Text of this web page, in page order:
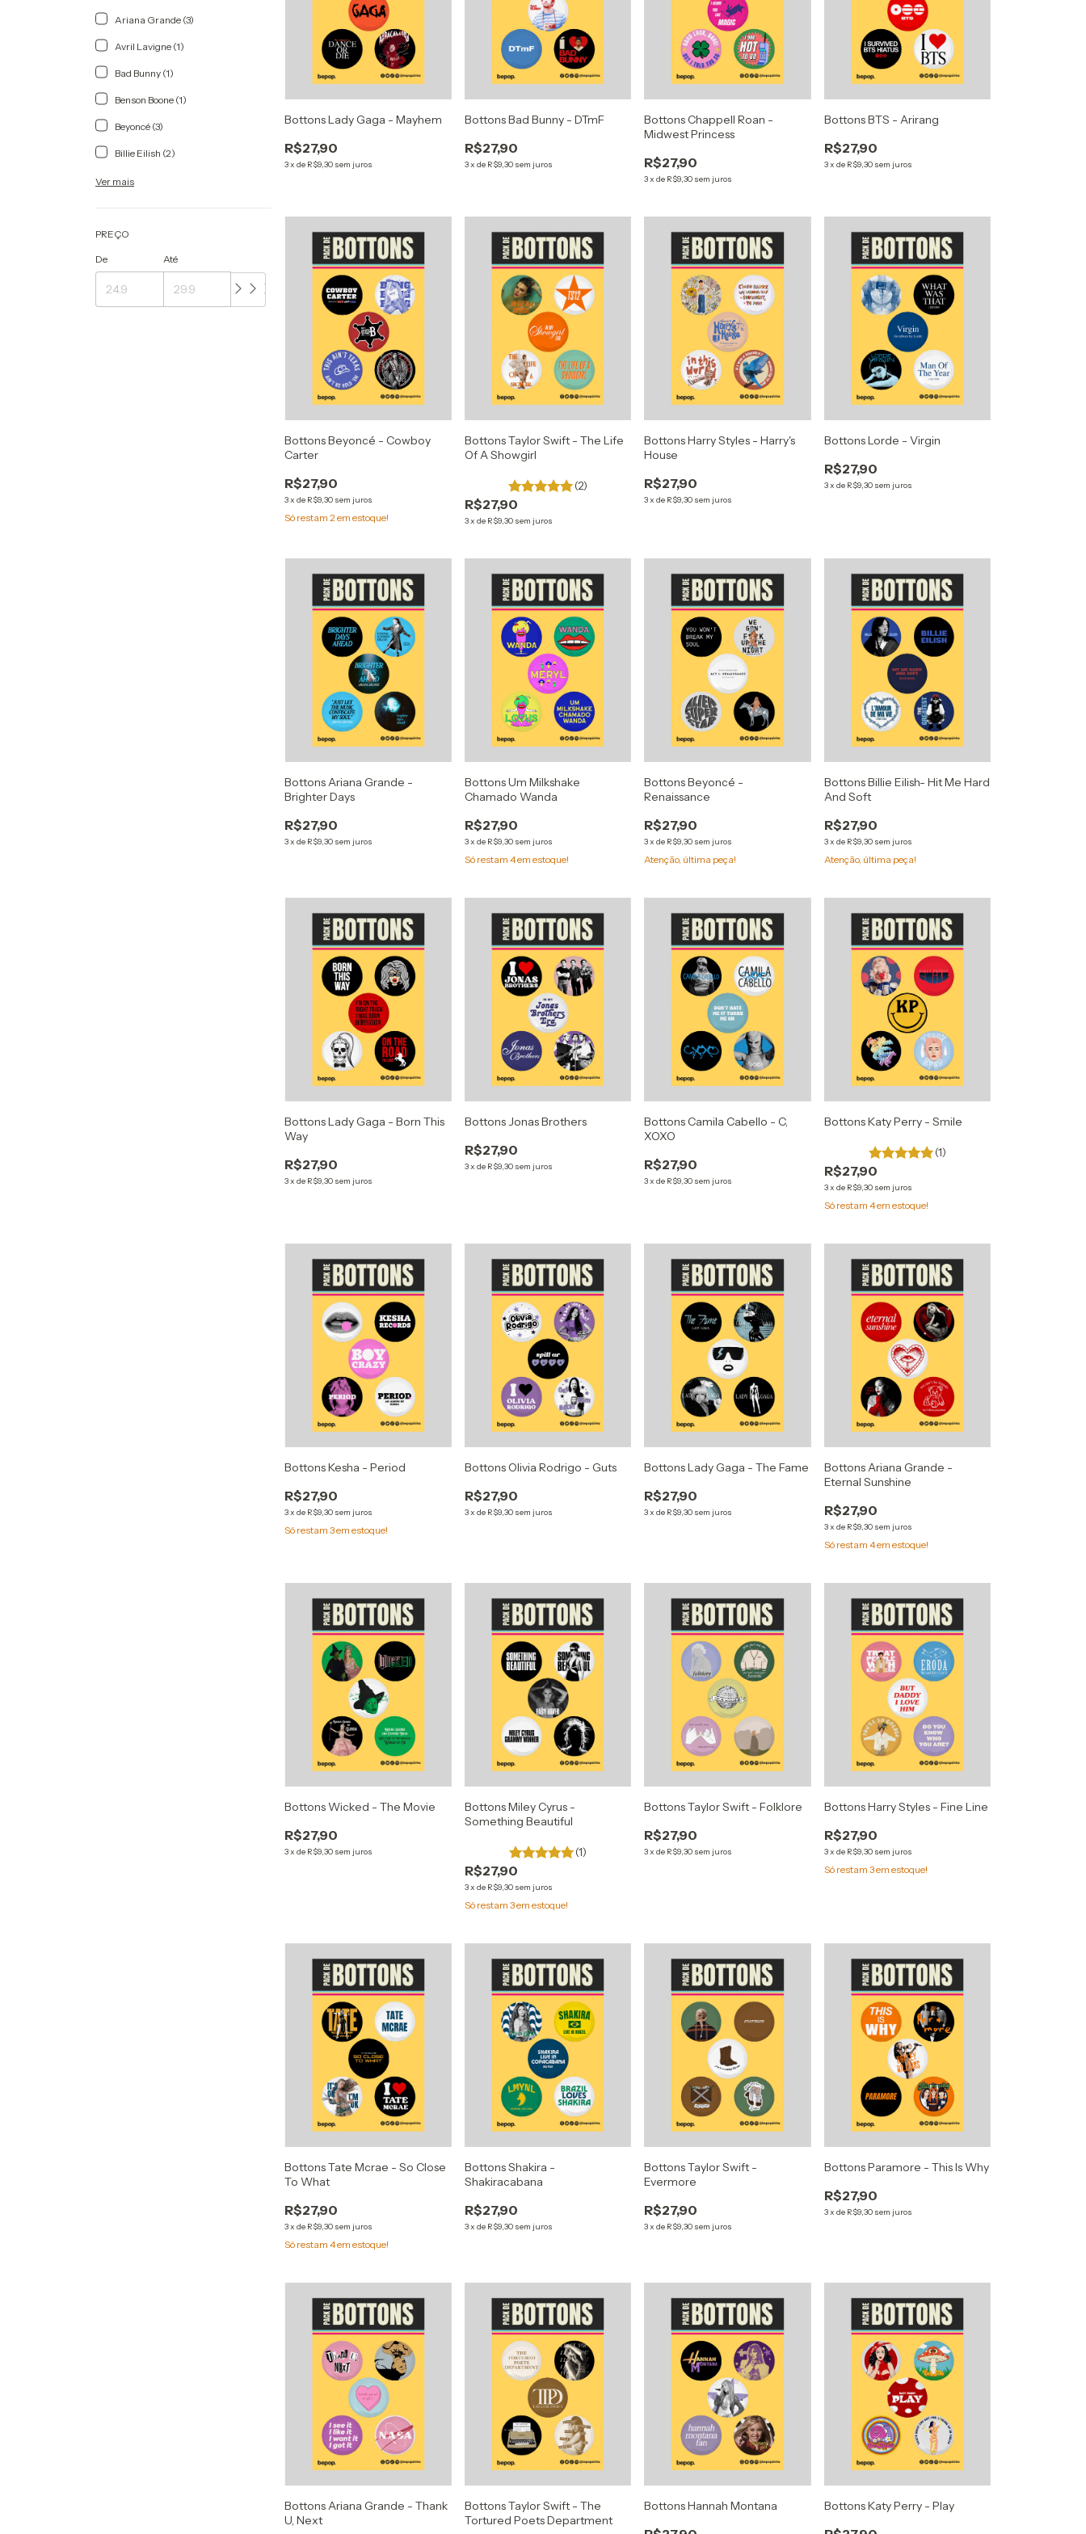
Ariana Grande (3)
Avril Lavigne (1)
Bad Bunny (1)
Benson Boone (1)
Beyoncé (3)
Billie Eilish (2)
Ver mais
PREÇO
De Até
Bottons Lady Gaga - Mayhem
R$27,90
3xde R$9,30 sem juros
Bottons Bad Bunny - DTmF
R$27,90
3x de R$9,30 sem juros
Bottons Chappell Roan -
Midwest Princess
R$27,90
3xde R$9,30 sem juros
Bottons BTS - Arirang
R$27,90
3x de R$9,30 sem juros
Bottons Beyoncé - Cowboy
Carter
R$27,90
3xde R$9,30 sem juros
Só restam2 em estoque!
Bottons Taylor Swift - The Life
Of A Showgirl
(2)
R$27,90
3x de R$9,30 sem juros
Bottons Harry Styles - Harry's
House
R$27,90
3xde R$9,30 sem juros
Bottons Lorde - Virgin
R$27,90
3x de R$9,30 sem juros
Bottons Ariana Grande -
Brighter Days
R$27,90
3xde R$9,30 sem juros
Bottons Um Milkshake
Chamado Wanda
R$27,90
3x de R$9,30 sem juros
Só restam 4em estoque!
Bottons Beyoncé -
Renaissance
R$27,90
3xde R$9,30 sem juros
Atenção, última peça!
Bottons Billie Eilish- Hit Me Hard
And Soft
R$27,90
3x de R$9,30 sem juros
Atenção, última peça!
Bottons Lady Gaga - Born This
Way
R$27,90
3xde R$9,30 sem juros
Bottons Jonas Brothers
R$27,90
3x de R$9,30 sem juros
Bottons Camila Cabello - C,
XOXO
R$27,90
3xde R$9,30 sem juros
Bottons Katy Perry - Smile
(1)
R$27,90
3x de R$9,30 sem juros
Só restam 4em estoque!
Bottons Kesha - Period
R$27,90
3xde R$9,30 sem juros
Só restam3em estoque!
Bottons Olivia Rodrigo - Guts
R$27,90
3x de R$9,30 sem juros
Bottons Lady Gaga - The Fame
R$27,90
3xde R$9,30 sem juros
Bottons Ariana Grande -
Eternal Sunshine
R$27,90
3x de R$9,30 sem juros
Só restam 4em estoque!
Bottons Wicked - The Movie
R$27,90
3xde R$9,30 sem juros
Bottons Miley Cyrus -
Something Beautiful
(1)
R$27,90
3x de R$9,30 sem juros
Só restam 3em estoque!
Bottons Taylor Swift - Folklore
R$27,90
3xde R$9,30 sem juros
Bottons Harry Styles - Fine Line
R$27,90
3x de R$9,30 sem juros
Só restam 3em estoque!
Bottons Tate Mcrae - So Close
To What
R$27,90
3xde R$9,30 sem juros
Só restam4em estoque!
Bottons Shakira -
Shakiracabana
R$27,90
3x de R$9,30 sem juros
Bottons Taylor Swift -
Evermore
R$27,90
3xde R$9,30 sem juros
Bottons Paramore - This Is Why
R$27,90
3x de R$9,30 sem juros
Bottons Ariana Grande - Thank
U, Next
Bottons Taylor Swift - The
Tortured Poets Department
Bottons Hannah Montana Bottons Katy Perry - Play